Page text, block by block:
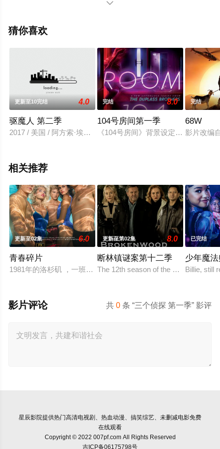
斯·希尔,格雷姆·克利福德导演执导，帕特里克·麦克尼,盖瑞·
情已揭晓（已完结(无字)），手机免费观看高清无删减完整
电视剧、电视猫或剧情网等平台了解。

猜你喜欢
更新至10完结 4.0
驱魔人 第二季
2017 / 美国 / 阿方索·埃雷拉,本·丹尼尔斯,Kurt,Egyiawan,李丽君,
完结 8.0
104号房间第一季
《104号房间》背景设定在一个平均
完结
68W
影片改编
相关推荐
更新至02集 6.0
青春碎片
1981年的洛杉矶 ，一班精英名校的高中生原本过住灿烂生活，
更新至第02集 8.0
断林镇谜案第十二季
The 12th season of the New Zealand
已完结
少年魔
Billie, still
共0 条 “三个侦探 第一季” 影评
影片评论
星辰影院提供热门高清电视剧、热血动漫、搞笑综艺、未删减电影免费
在线观看
Copyright © 2022 007pf.com All Rights Reserved
吉ICP备06175798号